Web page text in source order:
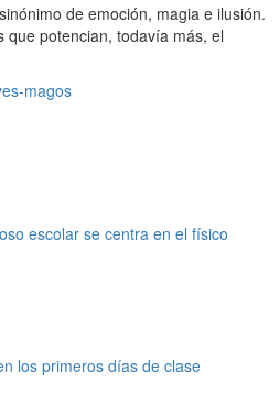
de emoción, magia e ilusión.
que potencian, todavía más, el
magos
escolar se centra en el físico
los primeros días de clase